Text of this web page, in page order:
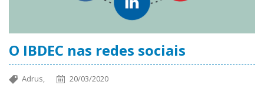
O IBDEC nas redes sociais
Adrus, 20/03/2020